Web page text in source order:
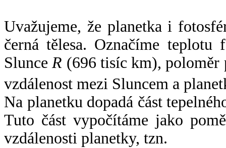
Uvažujeme, že planetka i
černá tělesa. Označíme
SlunceR (696 tisíc km),
vzdálenost mezi Sluncem a
Na planetku dopadá část
Tuto část vypočítáme jako
vzdálenosti planetky, tzn.